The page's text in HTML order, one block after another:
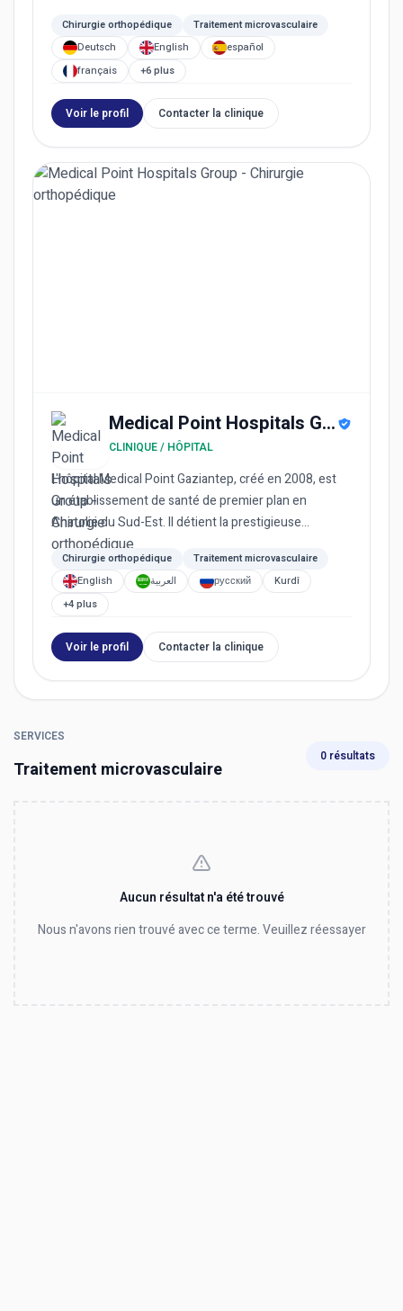
Chirurgie orthopédique
Traitement microvasculaire
Deutsch
English
español
français
+6 plus
Voir le profil Contacter la clinique
Medical Point Hospitals Group
CLINIQUE / HÔPITAL
L'hôpital Medical Point Gaziantep, créé en 2008, est
un établissement de santé de premier plan en
Anatolie du Sud-Est. Il détient la prestigieuse
accréditation SAS,...
Chirurgie orthopédique
Traitement microvasculaire
English
العربية русский
Kurdî
+4 plus
Voir le profil Contacter la clinique
SERVICES
Traitement microvasculaire
0 résultats
Aucun résultat n'a été trouvé
Nous n'avons rien trouvé avec ce terme. Veuillez réessayer